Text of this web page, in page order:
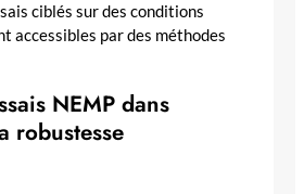
ciblés sur des conditions
accessibles par des méthodes
NEMP dans
robustesse